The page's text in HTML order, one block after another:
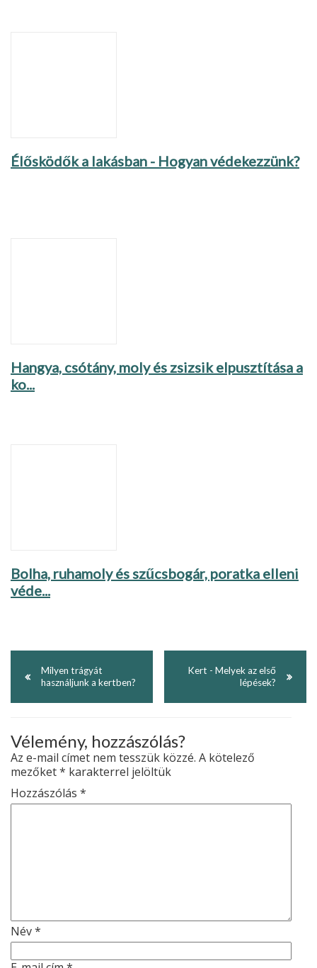
Élősködők a lakásban - Hogyan védekezzünk?
Hangya, csótány, moly és zsizsik elpusztítása a
ko...
Bolha, ruhamoly és szűcsbogár, poratka elleni
véde...
Milyen trágyát
használjunk a kertben?
Kert - Melyek az első
lépések?
Vélemény, hozzászólás?
Az e-mail címet nem tesszük közzé. A kötelező
mezőket* karakterrel jelöltük
Hozzászólás *
Név*